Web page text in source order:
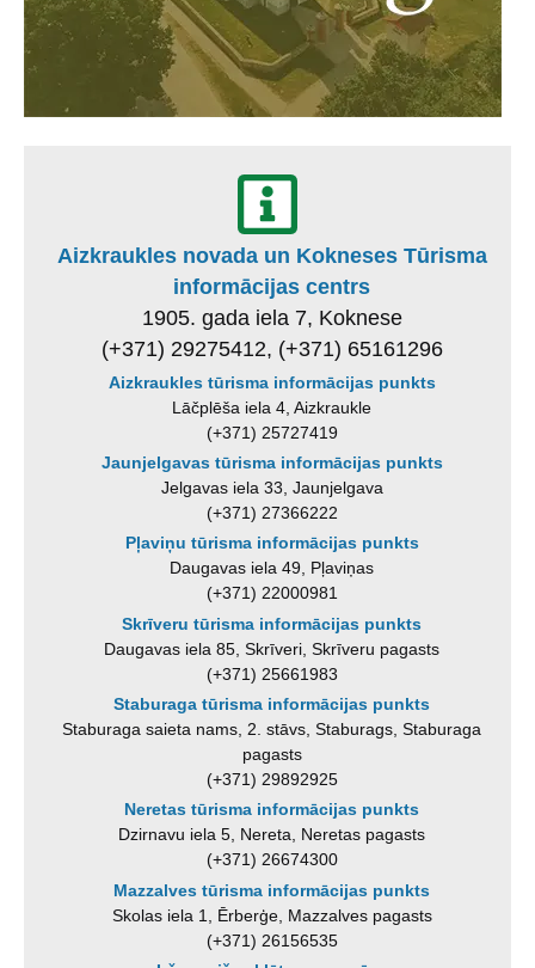
Aizkraukles novada un Kokneses Tūrisma
informācijas centrs
1905. gada iela 7, Koknese
(+371) 29275412, (+371) 65161296
Aizkraukles tūrisma informācijas punkts
Lāčplēša iela 4, Aizkraukle
(+371) 25727419
Jaunjelgavas tūrisma informācijas punkts
Jelgavas iela 33, Jaunjelgava
(+371) 27366222
Pļaviņu tūrisma informācijas punkts
Daugavas iela 49, Pļaviņas
(+371) 22000981
Skrīveru tūrisma informācijas punkts
Daugavas iela 85, Skrīveri, Skrīveru pagasts
(+371) 25661983
Staburaga tūrisma informācijas punkts
Staburaga saieta nams, 2. stāvs, Staburags, Staburaga
pagasts
(+371) 29892925
Neretas tūrisma informācijas punkts
Dzirnavu iela 5, Nereta, Neretas pagasts
(+371) 26674300
Mazzalves tūrisma informācijas punkts
Skolas iela 1, Ērberģe, Mazzalves pagasts
(+371) 26156535